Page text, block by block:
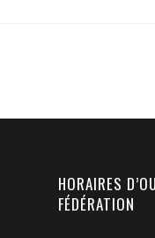
HORAIRES
FÉDÉRATION